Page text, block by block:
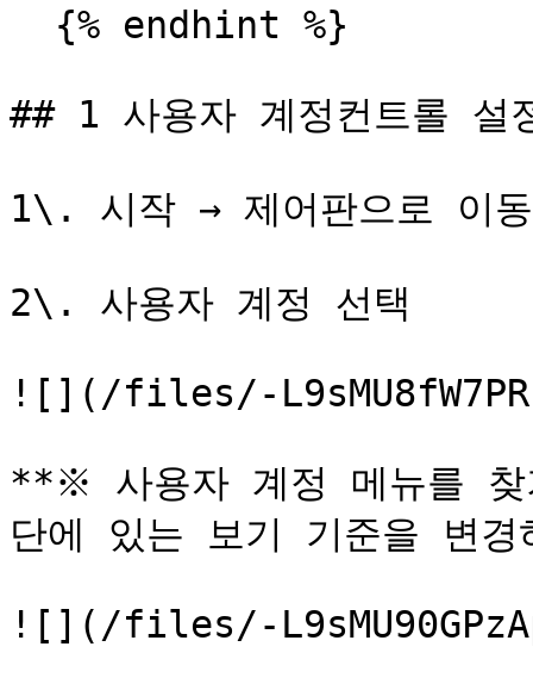
## 1 사용자 계정컨트롤 설
1\. 시작 → 제어판으로 이
2\. 사용자 계정 선택
![](/files/-
**※ 사용자 계정 메뉴를 찾
단에 있는 보기 기준을 변
![](/files/-